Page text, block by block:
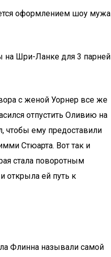
оформлением шоу мужа
на Шри-Ланке для 3 парней
с женой Уорнер все же
отпустить Оливию на
чтобы ему предоставили
Стюарта. Вот так и
стала поворотным
открыла ей путь к
Флинна называли самой